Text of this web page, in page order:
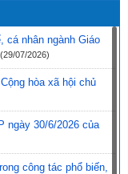
cá nhân ngành Giáo
(29/07/2026)
hòa xã hội chủ
ngày 30/6/2026 của
công tác phổ biến,